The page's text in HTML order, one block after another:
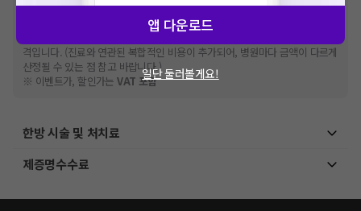
※비급여 항목의 경우,추가비용 등으로 실제 가격과 상이할 수 있으니, 정확
한 가격은 해당 의료기관에 직접 문의해주세요.
건강보험심사평가원
격입니다. (진료와 연관된 복합적인 비용이 추가되어, 병원마다 금액이 다르게
산정될 수 있는 점 참고 바랍니다.)
※ 이벤트가, 할인가는VAT 포함
한방 시술 및 처치료
제증명수수료
앱 다운로드
일단 둘러볼게요!